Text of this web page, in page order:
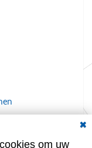
om uw